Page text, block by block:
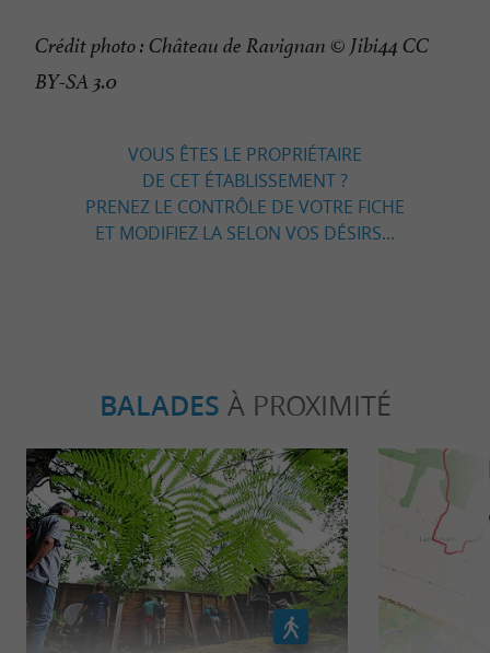
Crédit photo : Château de Ravignan © Jibi44 CC
BY-SA 3.0
VOUS ÊTES LE PROPRIÉTAIRE
DE CET ÉTABLISSEMENT ?
PRENEZ LE CONTRÔLE DE VOTRE FICHE
ET MODIFIEZ LA SELON VOS DÉSIRS...
BALADES À PROXIMITÉ